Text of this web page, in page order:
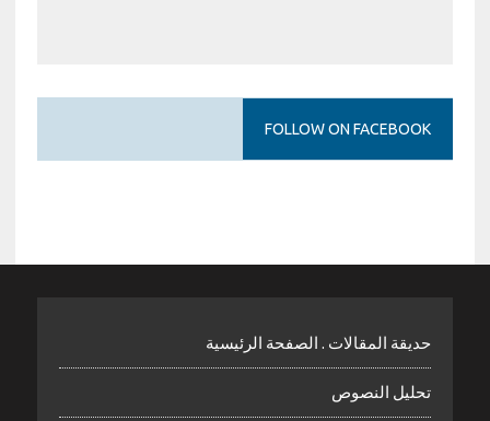
FOLLOW ON FACEBOOK
حديقة المقالات . الصفحة الرئيسية
تحليل النصوص